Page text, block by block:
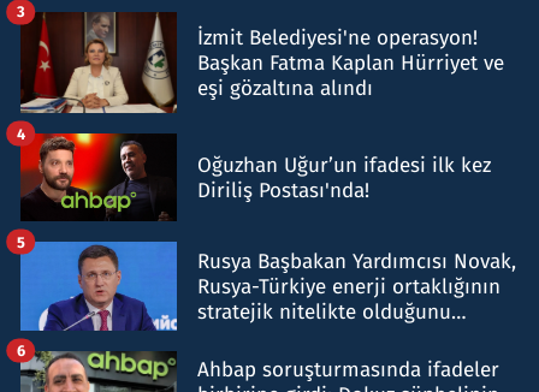
İzmit Belediyesi'ne operasyon!
Başkan Fatma Kaplan Hürriyet ve
eşi gözaltına alındı
3
Oğuzhan Uğur’un ifadesi ilk kez
Diriliş Postası'nda!
4
Rusya Başbakan Yardımcısı Novak,
Rusya-Türkiye enerji ortaklığının
stratejik nitelikte olduğunu
5
Ahbap soruşturmasında ifadeler
6